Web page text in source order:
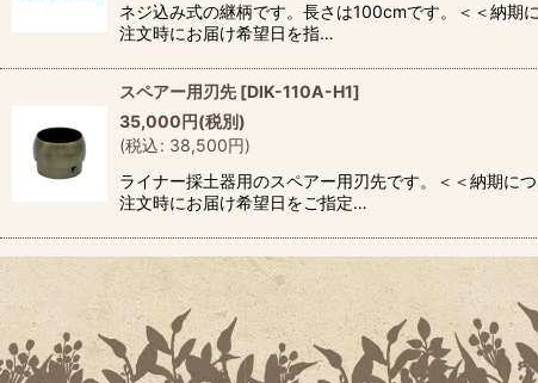
ネジ込み式の継柄です。長さは100cmです。＜＜納期
注文時にお届け希望日を指…
スペアー用刃先 [DIK-110A-H1]
35,000円(税別)
(税込: 38,500円)
ライナー採土器用のスペアー用刃先です。＜＜納期に
注文時にお届け希望日をご指定…